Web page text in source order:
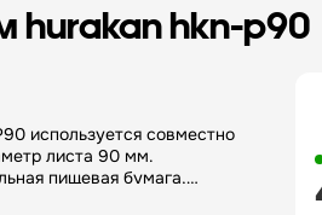
hurakan hkn-p90
используется совместно
листа 90 мм.
пищевая бумага,